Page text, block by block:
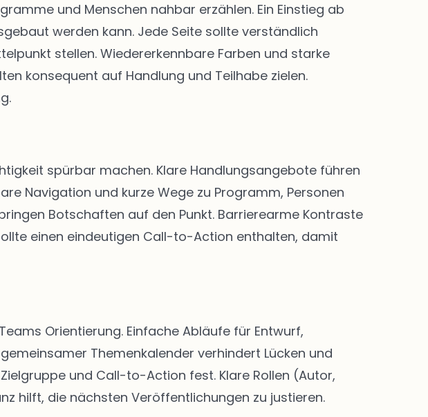
und Menschen nahbar erzählen. Ein Einstieg ab
werden kann. Jede Seite sollte verständlich
stellen. Wiedererkennbare Farben und starke
konsequent auf Handlung und Teilhabe zielen.
spürbar machen. Klare Handlungsangebote führen
Navigation und kurze Wege zu Programm, Personen
Botschaften auf den Punkt. Barrierearme Kontraste
einen eindeutigen Call-to-Action enthalten, damit
Orientierung. Einfache Abläufe für Entwurf,
Themenkalender verhindert Lücken und
und Call-to-Action fest. Klare Rollen (Autor,
hilft, die nächsten Veröffentlichungen zu justieren.